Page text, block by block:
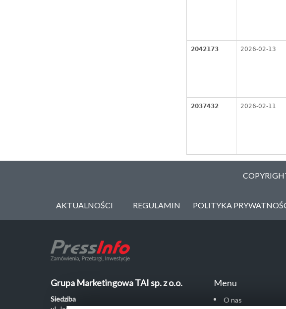
2042173 2026-02-13
2037432 2026-02-11
AKTUALNOŚCI REGULAMIN POLITYKA
Grupa Marketingowa TAI sp. z o.o.
Siedziba
Menu
O nas